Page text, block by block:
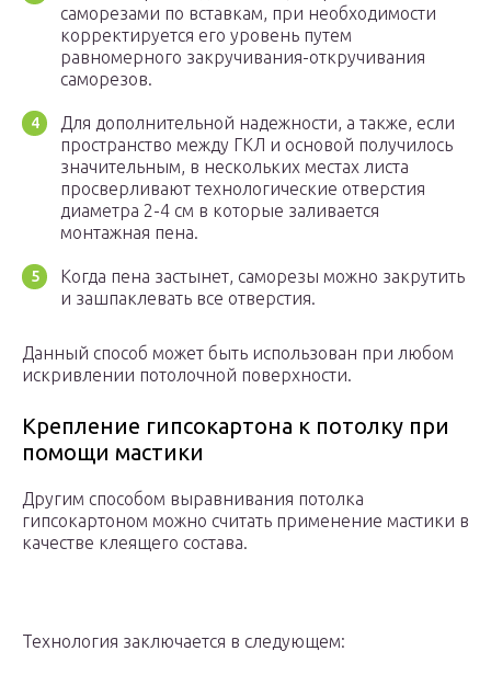
саморезами по вставкам, при необходимости
корректируется его уровень путем
равномерного закручивания-откручивания
саморезов.
Для дополнительной надежности, а также, если
пространство между ГКЛ и основой получилось
значительным, в нескольких местах листа
просверливают технологические отверстия
диаметра 2-4 см в которые заливается
монтажная пена.
Когда пена застынет, саморезы можно закрутить
и зашпаклевать все отверстия.
Данный способ может быть использован при любом
искривлении потолочной поверхности.
Крепление гипсокартона к потолку при
помощи мастики
Другим способом выравнивания потолка
гипсокартоном можно считать применение мастики в
качестве клеящего состава.
Технология заключается в следующем: